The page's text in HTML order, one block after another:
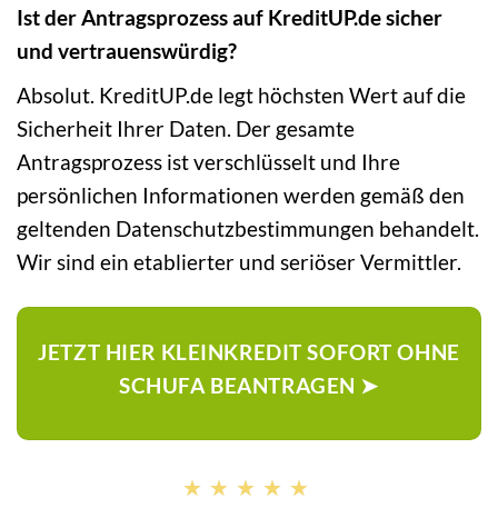
Ist der Antragsprozess auf KreditUP.de sicher
und vertrauenswürdig?
Absolut. KreditUP.de legt höchsten Wert auf die
Sicherheit Ihrer Daten. Der gesamte
Antragsprozess ist verschlüsselt und Ihre
persönlichen Informationen werden gemäß den
geltenden Datenschutzbestimmungen behandelt.
Wir sind ein etablierter und seriöser Vermittler.
JETZT HIER KLEINKREDIT SOFORT OHNE
SCHUFA BEANTRAGEN ➤
★★★★★
★★★★★